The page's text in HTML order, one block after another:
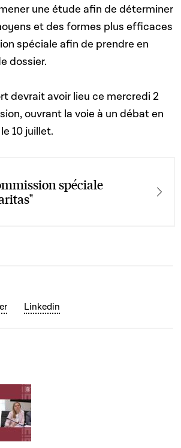
une étude afin de déterminer
et des formes plus efficaces
spéciale afin de prendre en
dossier.
devrait avoir lieu ce mercredi 2
ouvrant la voie à un débat en
10 juillet.
spéciale
Linkedin